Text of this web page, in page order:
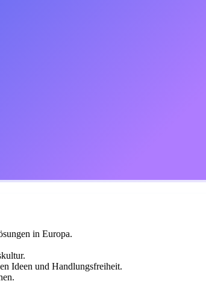
in Europa.
Ideen und Handlungsfreiheit.